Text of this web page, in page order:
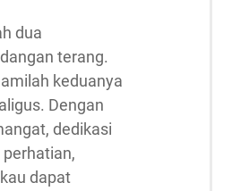
dua
terang.
keduanya
Dengan
dedikasi
perhatian,
dapat